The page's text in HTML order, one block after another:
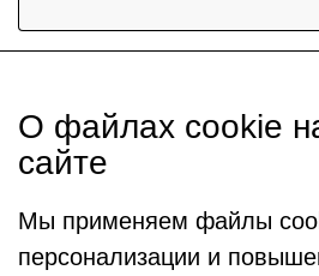
О файлах cookie
сайте
Мы применяем файлы
персонализации и